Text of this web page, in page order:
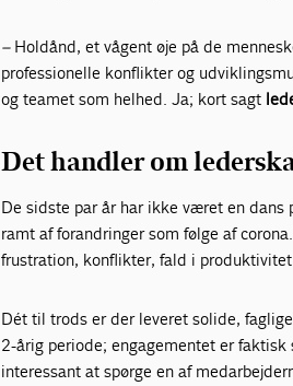
– Holdånd, et vågent øje på de
professionelle konflikter og
og teamet som helhed. Ja; kort sagt
Det handler om
De sidste par år har ikke været en
ramt af forandringer som følge af
frustration, konflikter, fald i
Dét til trods er der leveret solide,
2-årig periode; engagementet er
interessant at spørge en af